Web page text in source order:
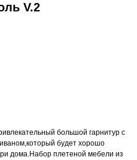
V.2
большой гарнитур с
будет хорошо
дома.Набор плетеной мебели из